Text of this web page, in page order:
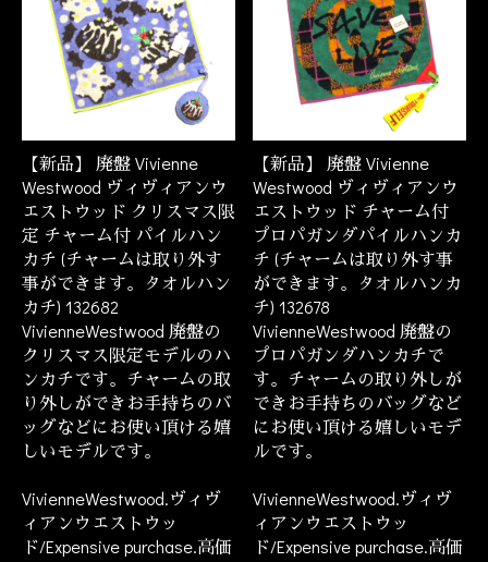
【新品】 廃盤 Vivienne
Westwood ヴィヴィアンウ
エストウッド クリスマス限
定 チャーム付 パイルハン
カチ (チャームは取り外す
事ができます。タオルハン
カチ) 132682
VivienneWestwood 廃盤の
クリスマス限定モデルのハ
ンカチです。チャームの取
り外しができお手持ちのバ
ッグなどにお使い頂ける嬉
しいモデルです。
VivienneWestwood.ヴィヴ
ィアンウエストウッ
ド/Expensive purchase.高価
【新品】 廃盤 Vivienne
Westwood ヴィヴィアンウ
エストウッド チャーム付
プロパガンダパイルハンカ
チ (チャームは取り外す事
ができます。タオルハンカ
チ) 132678
VivienneWestwood 廃盤の
プロパガンダハンカチで
す。チャームの取り外しが
できお手持ちのバッグなど
にお使い頂ける嬉しいモデ
ルです。
VivienneWestwood.ヴィヴ
ィアンウエストウッ
ド/Expensive purchase.高価